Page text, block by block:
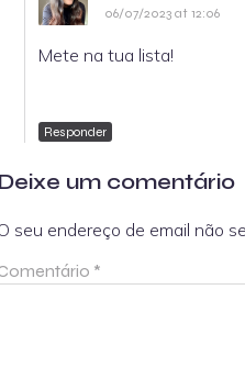
06/07/2023 at 12:06
Mete na tua lista!
Responder
Deixe um comentário
seu endereço de email não
*